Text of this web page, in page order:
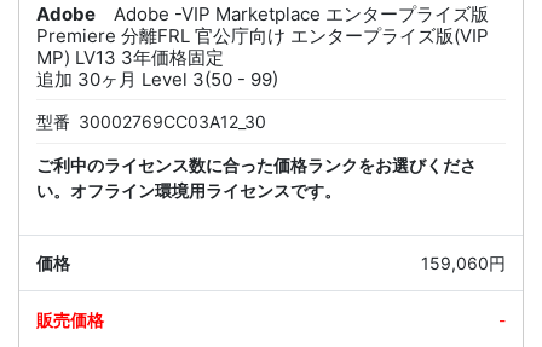
Adobe
Adobe -VIP Marketplace エンタープライズ版
Premiere 分離FRL 官公庁向け エンタープライズ版(VIP
MP) LV13 3年価格固定
追加 30ヶ月 Level 3(50 - 99)
型番 30002769CC03A12_30
ご利中のライセンス数に合った価格ランクをお選びくださ
い。オフライン環境用ライセンスです。
159,060円
-